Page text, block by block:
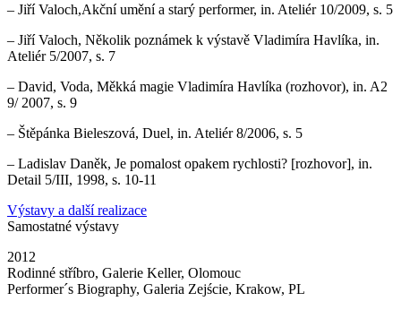
– Jiří Valoch,Akční umění a starý performer, in. Ateliér 10/2009, s. 5
– Jiří Valoch, Několik poznámek k výstavě Vladimíra Havlíka, in.
Ateliér 5/2007, s. 7
– David, Voda, Měkká magie Vladimíra Havlíka (rozhovor), in. A2
9/ 2007, s. 9
– Štěpánka Bieleszová, Duel, in. Ateliér 8/2006, s. 5
– Ladislav Daněk, Je pomalost opakem rychlosti? [rozhovor], in.
Detail 5/III, 1998, s. 10-11
Výstavy a další realizace
Samostatné výstavy
2012
Rodinné stříbro, Galerie Keller, Olomouc
Performer´s Biography, Galeria Zejście, Krakow, PL